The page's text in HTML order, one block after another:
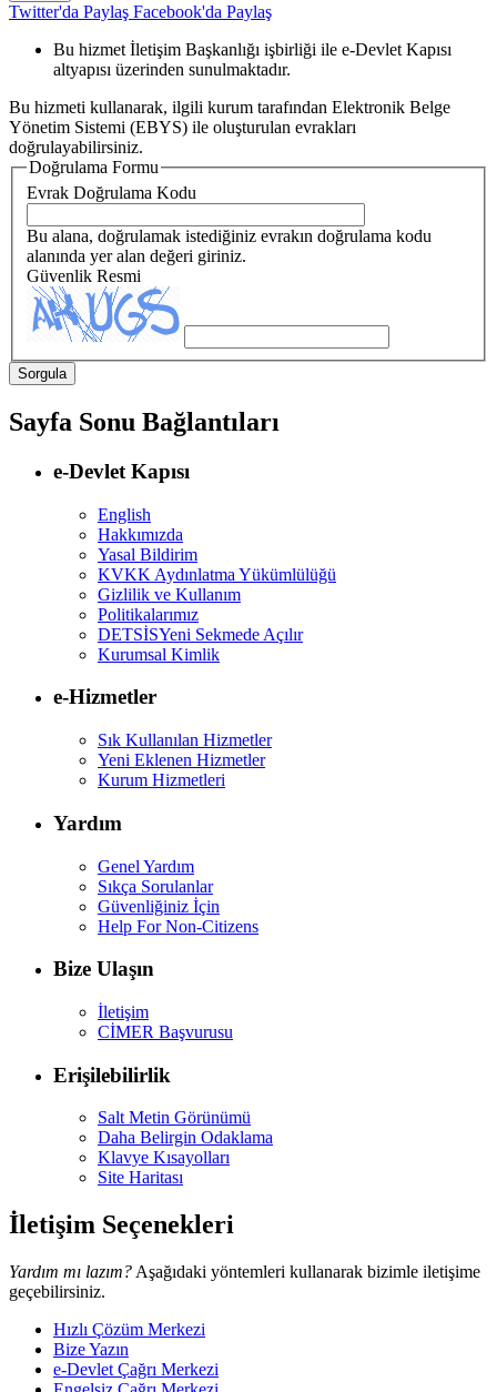
Twitter'da Paylaş Facebook'da Paylaş
Bu hizmet İletişim Başkanlığı işbirliği ile e-Devlet Kapısı
altyapısı üzerinden sunulmaktadır.
Bu hizmeti kullanarak, ilgili kurum tarafından Elektronik Belge
Yönetim Sistemi (EBYS) ile oluşturulan evrakları
doğrulayabilirsiniz.
Doğrulama Formu
Evrak Doğrulama Kodu
Bu alana, doğrulamak istediğiniz evrakın doğrulama kodu
alanında yer alan değeri giriniz.
Güvenlik Resmi
Sayfa Sonu Bağlantıları
e-Devlet Kapısı
English
Hakkımızda
Yasal Bildirim
KVKK Aydınlatma Yükümlülüğü
Gizlilik ve Kullanım
Politikalarımız
DETSİSYeni Sekmede Açılır
Kurumsal Kimlik
e-Hizmetler
Sık Kullanılan Hizmetler
Yeni Eklenen Hizmetler
Kurum Hizmetleri
Yardım
Genel Yardım
Sıkça Sorulanlar
Güvenliğiniz İçin
Help For Non-Citizens
Bize Ulaşın
İletişim
CİMER Başvurusu
Erişilebilirlik
Salt Metin Görünümü
Daha Belirgin Odaklama
Klavye Kısayolları
Site Haritası
İletişim Seçenekleri
Yardım mı lazım? Aşağıdaki yöntemleri kullanarak bizimle iletişime
geçebilirsiniz.
Hızlı Çözüm Merkezi
Bize Yazın
e-Devlet Çağrı Merkezi